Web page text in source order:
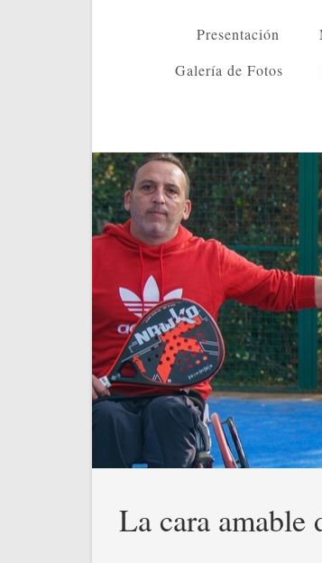
Presentación
Galería de Fotos
La cara amable